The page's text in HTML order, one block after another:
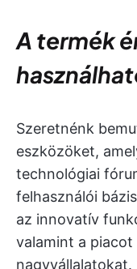
A termék
Szeretnénk
eszközöket,
technológiai
felhasználói
az innovatív
valamint a
nagyvállalatokat.